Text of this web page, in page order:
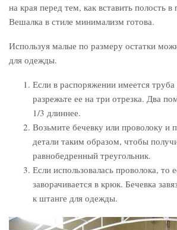
на края перед тем, как вставить полость в
Вешалка в стиле минимализм готова.
Используя малые по размеру остатки
для одежды.
Если в распоряжении имеется
разрежьте ее на три отрезка. Два
1/3 длиннее.
Возьмите бечевку или проволоку и
детали таким образом, чтобы
равнобедренный треугольник.
Если использовалась проволока, то
заворачивается в крюк. Бечевка
к штанге для одежды.